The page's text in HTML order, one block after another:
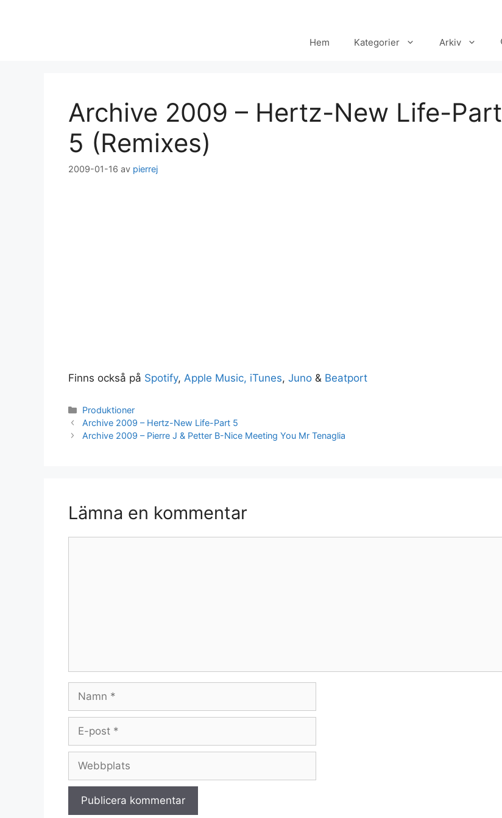
Hem Kategorier Arkiv
Archive 2009 – Hertz-New Life-Part
5 (Remixes)
2009-01-16 av pierrej
Finns också på Spotify, Apple Music, iTunes, Juno & Beatport
Kategorier
Produktioner
Archive 2009 – Hertz-New Life-Part 5
Archive 2009 – Pierre J & Petter B-Nice Meeting You Mr Tenaglia
Lämna en kommentar
Namn
Webbplats